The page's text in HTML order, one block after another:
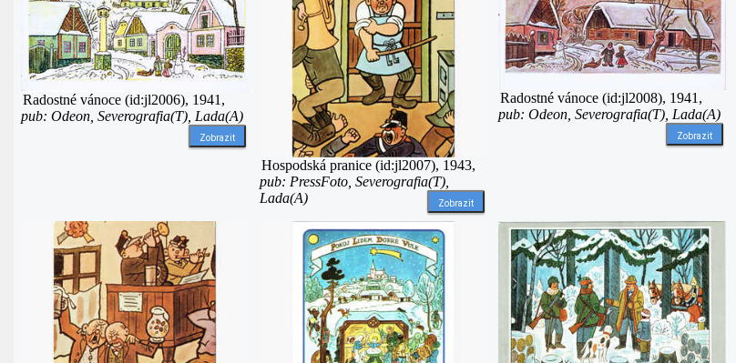
Radostné vánoce (id:jl2006), 1941,
pub: Odeon, Severografia(T), Lada(A)
Zobrazit
Hospodská pranice (id:jl2007), 1943,
pub: PressFoto, Severografia(T),
Lada(A)
Zobrazit
Radostné vánoce (id:jl2008), 1941,
pub: Odeon, Severografia(T), Lada(A)
Zobrazit